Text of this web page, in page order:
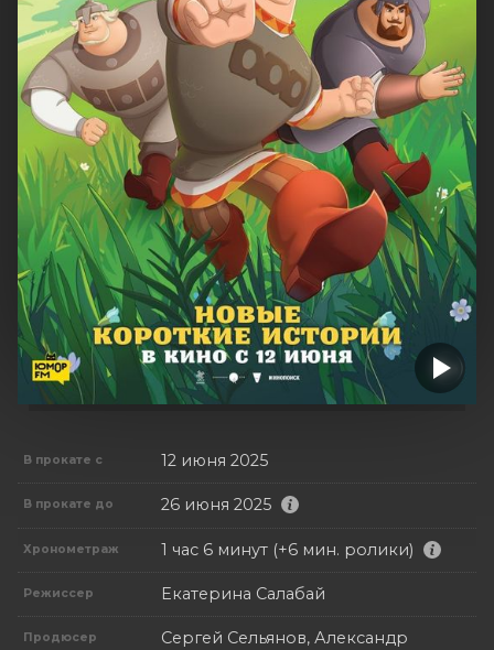
В прокате с 12 июня 2025
В прокате до 26 июня 2025
Хронометраж 1 час 6 минут (+6 мин. ролики)
Режиссер Екатерина Салабай
Продюсер
Сергей Сельянов, Александр